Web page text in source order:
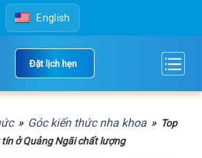
English
Đặt lịch hẹn
» Góc kiến thức nha khoa » Top
ở Quảng Ngãi chất lượng